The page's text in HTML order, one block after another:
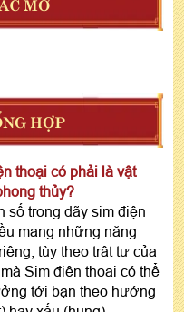
HỢP
thoại có phải là vật
thủy?
số trong dãy sim điện
mang những năng
tùy theo trật tự của
Sim điện thoại có thể
tới bạn theo hướng